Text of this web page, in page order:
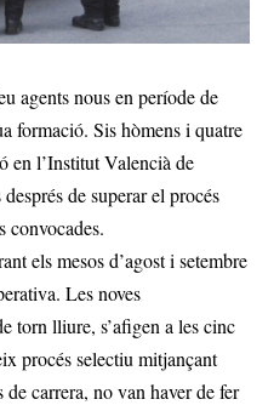
agents nous en període de
formació. Sis hòmens i quatre
en l’Institut Valencià de
de superar el procés
convocades.
els mesos d’agost i setembre
Les noves
torn lliure, s’afigen a les cinc
procés selectiu mitjançant
carrera, no van haver de fer